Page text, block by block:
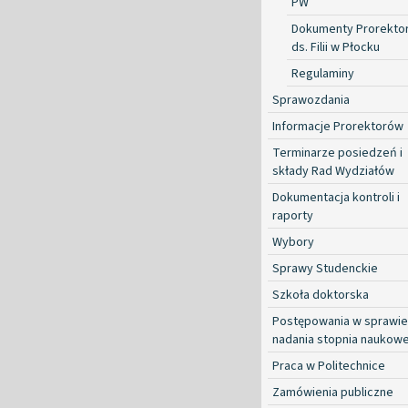
Dokumenty
ds. Filii w Płocku
Regulaminy
Sprawozdania
Informacje Prorektorów
Terminarze posiedzeń i
składy Rad Wydziałów
Dokumentacja kontroli i
raporty
Wybory
Sprawy Studenckie
Szkoła doktorska
Postępowania w sprawie
nadania stopnia
Praca w Politechnice
Zamówienia publiczne